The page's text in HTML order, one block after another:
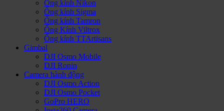
Ống kính Nikon
Ống kính Sigma
Ống kính Tamron
Ống Kính Viltrox
Ống kính TTArtisans
Gimbal
DJI Osmo Mobile
DJI Ronin
Camera hành động
DJI Osmo Action
DJI Osmo Pocket
GoPro HERO